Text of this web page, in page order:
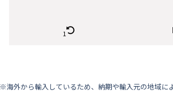
※海外から輸⼊しているため、納期や輸⼊元の地域に